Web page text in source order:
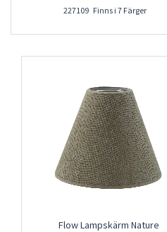
227109 Finns i 7 Färger
Flow Lampskärm Nature